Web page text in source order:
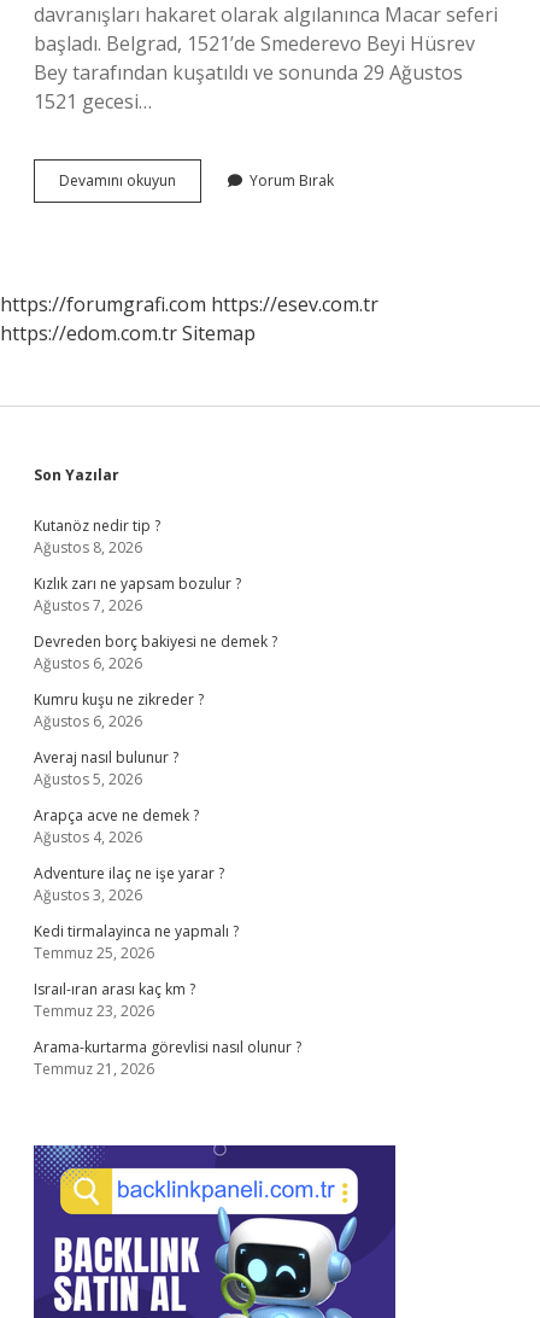
davranışları hakaret olarak algılanınca Macar seferi
başladı. Belgrad, 1521’de Smederevo Beyi Hüsrev
Bey tarafından kuşatıldı ve sonunda 29 Ağustos
1521 gecesi…
Devamını okuyun Belgrad
Ne
Yorum Bırak
https://forumgrafi.com https://esev.com.tr
https://edom.com.trSitemap
Sidebar
Son Yazılar
Kutanöz nedir tip ?
Ağustos 8, 2026
Kızlık zarı ne yapsam bozulur ?
Ağustos 7, 2026
Devreden borç bakiyesi ne demek ?
Ağustos 6, 2026
Kumru kuşu ne zikreder ?
Ağustos 6, 2026
Averaj nasıl bulunur ?
Ağustos 5, 2026
Arapça acve ne demek ?
Ağustos 4, 2026
Adventure ilaç ne işe yarar ?
Ağustos 3, 2026
Kedi tirmalayinca ne yapmalı ?
Temmuz 25, 2026
Israıl-ıran arası kaç km ?
Temmuz 23, 2026
Arama-kurtarma görevlisi nasıl olunur ?
Temmuz 21, 2026